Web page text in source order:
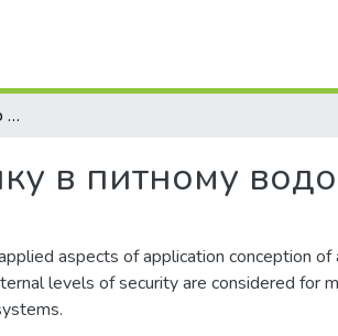
Концепція прийнятного ризику в питному водопостачанні міст
в питному
aspects of application conception of
levels of security are considered for